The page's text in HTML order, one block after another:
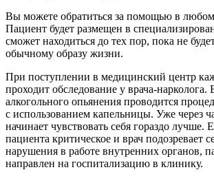
Вы можете обратиться за помощью в
Пациент будет размещен в
сможет находиться до тех пор, пока не
обычному образу жизни.
При поступлении в медицинский центр
проходит обследование у врача-
алкогольного опьянения проводится
с использованием капельницы. Уже через
начинает чувствовать себя гораздо лучше.
пациента критическое и врач подозревает
нарушения в работе внутренних органов,
направлен на госпитализацию в клинику.